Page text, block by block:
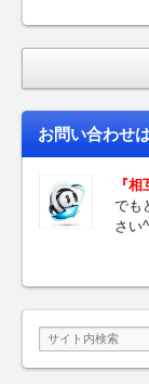
お問い合わせ
『
でも
さい